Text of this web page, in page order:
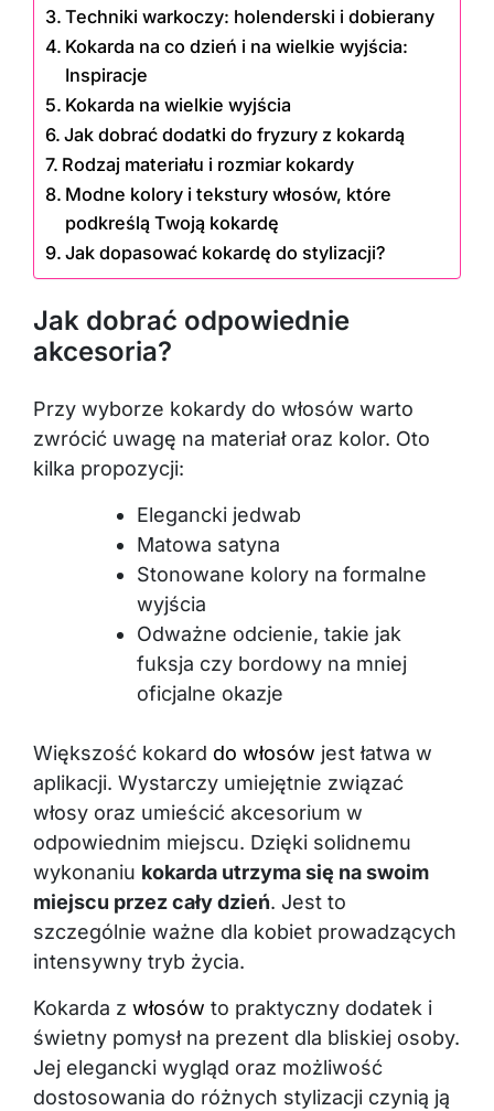
Techniki warkoczy: holenderski i dobierany
Kokarda na co dzień i na wielkie wyjścia:
Inspiracje
Kokarda na wielkie wyjścia
Jak dobrać dodatki do fryzury z kokardą
Rodzaj materiału i rozmiar kokardy
Modne kolory i tekstury włosów, które
podkreślą Twoją kokardę
Jak dopasować kokardę do stylizacji?
Jak dobrać odpowiednie
akcesoria?
Przy wyborze kokardy do włosów warto
zwrócić uwagę na materiał oraz kolor. Oto
kilka propozycji:
Elegancki jedwab
Matowa satyna
Stonowane kolory na formalne
wyjścia
Odważne odcienie, takie jak
fuksja czy bordowy na mniej
oficjalne okazje
Większość kokard do włosów jest łatwa w
aplikacji. Wystarczy umiejętnie związać
włosy oraz umieścić akcesorium w
odpowiednim miejscu. Dzięki solidnemu
wykonaniu kokarda utrzyma się na swoim
miejscu przez cały dzień. Jest to
szczególnie ważne dla kobiet prowadzących
intensywny tryb życia.
Kokarda z włosów to praktyczny dodatek i
świetny pomysł na prezent dla bliskiej osoby.
Jej elegancki wygląd oraz możliwość
dostosowania do różnych stylizacji czynią ją